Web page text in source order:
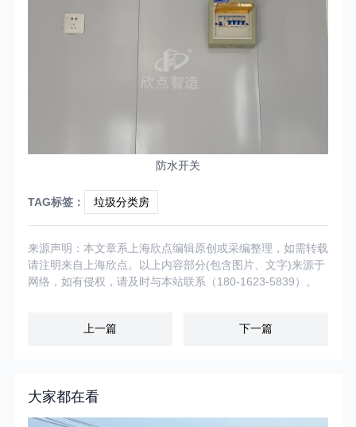
防水开关
TAG标签： 垃圾分类房
来源声明：本文章系上海欣点编辑原创或采编整理，如需转载
请注明来自上海欣点。以上内容部分(包含图片、文字)来源于
网络，如有侵权，请及时与本站联系（180-1623-5839）。
上一篇 下一篇
大家都在看